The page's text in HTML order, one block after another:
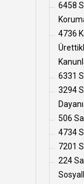
6458
4736
6331
3294
506
4734
7201
224